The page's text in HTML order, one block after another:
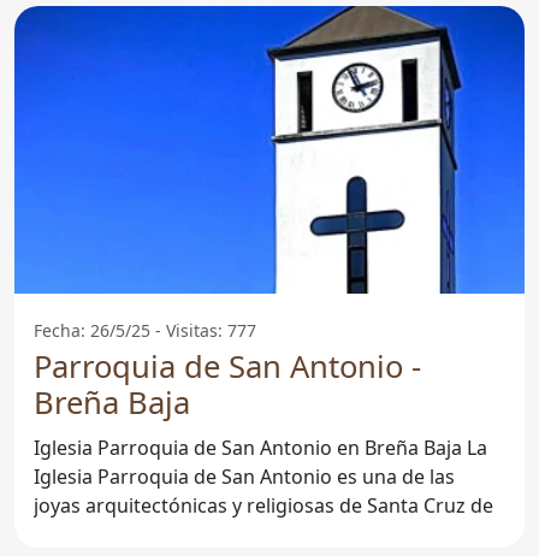
Fecha: 26/5/25 - Visitas: 777
Parroquia de San Antonio -
Breña Baja
Iglesia Parroquia de San Antonio en Breña Baja La
Iglesia Parroquia de San Antonio es una de las
joyas arquitectónicas y religiosas de Santa Cruz de